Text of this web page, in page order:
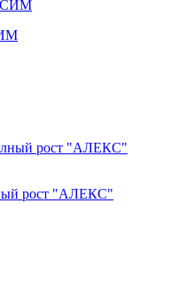
рост "АЛЕКС"